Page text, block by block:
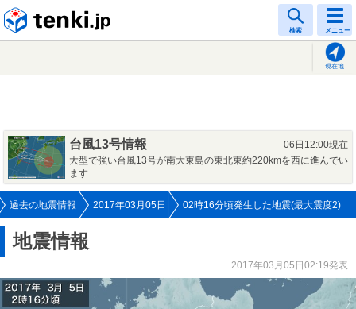
検索 メニュー
現在地
台風13号情報
06日12:00現在
大型で強い台風13号が南大東島の東北東約220kmを西に進んでい
ます
過去の地震情報 2017年03月05日 02時16分頃発生した地震(最大震度2)
地震情報
2017年03月05日02:19発表